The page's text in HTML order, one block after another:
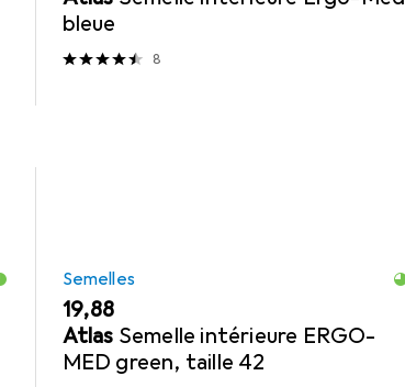
bleue
8
Semelles
EUR
19,88
Atlas Semelle intérieure ERGO-
MED green, taille 42